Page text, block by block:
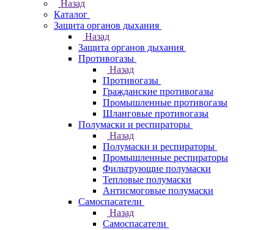
Назад
Каталог
Защита органов дыхания
Назад
Защита органов дыхания
Противогазы
Назад
Противогазы
Гражданские противогазы
Промышленные противогазы
Шланговые противогазы
Полумаски и респираторы
Назад
Полумаски и респираторы
Промышленные респираторы
Фильтрующие полумаски
Тепловые полумаски
Антисмоговые полумаски
Самоспасатели
Назад
Самоспасатели